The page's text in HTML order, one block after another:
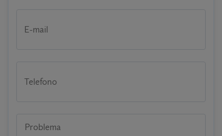
E-mail
Telefono
Problema